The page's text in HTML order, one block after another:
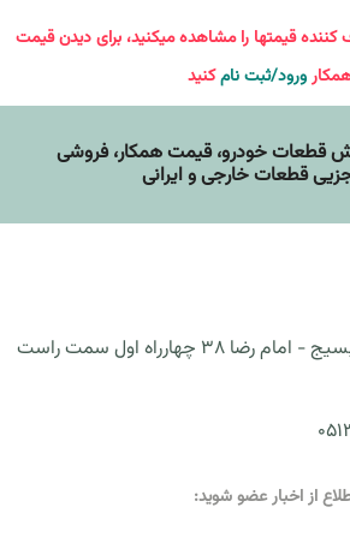
قیمتها را مشاهده میکنید، برای دیدن قیمت
ورود/ثبت نامکنید
قطعات خودرو، قيمت همکار، فروشی
قطعات خارجی و ایرانی
مشهد - میدان بسیج - امام رضا 38 چهارراه اول سمت راست
از اخبار عضو شوید: